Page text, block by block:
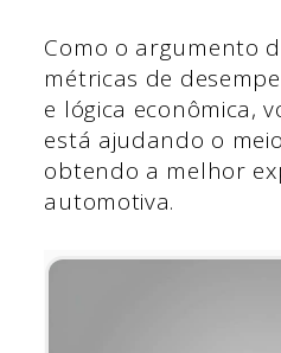
Como o argumento
métricas de
e lógica econômica,
está ajudando o
obtendo a melhor
automotiva.